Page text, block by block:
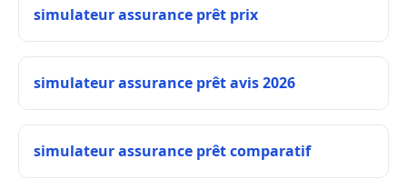
simulateur assurance prêt prix
simulateur assurance prêt avis 2026
simulateur assurance prêt comparatif